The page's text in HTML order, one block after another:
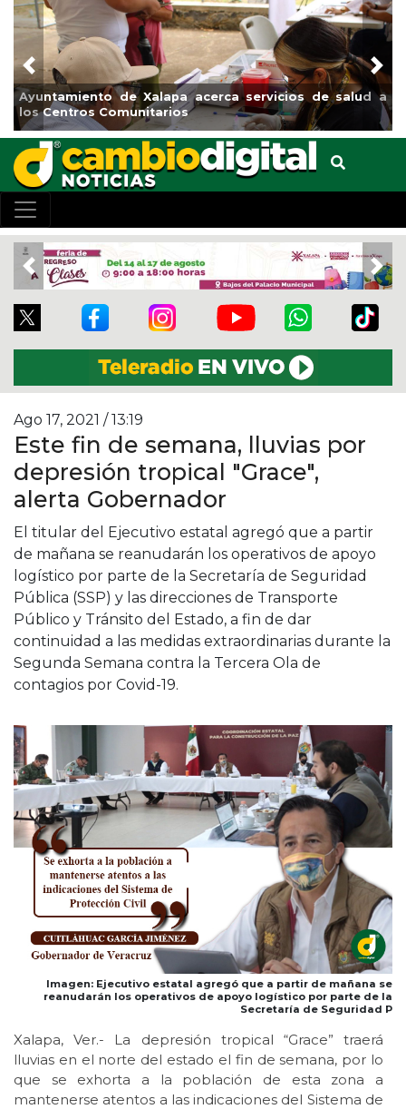
de Xalapa acerca servicios de salud a
Comunitarios
Municipio
el
Previous
Previous
Ago 17, 2021 / 13:19
Este fin de semana, lluvias por
depresión tropical "Grace",
alerta Gobernador
El titular del Ejecutivo estatal agregó que a partir
de mañana se reanudarán los operativos de apoyo
logístico por parte de la Secretaría de Seguridad
Pública (SSP) y las direcciones de Transporte
Público y Tránsito del Estado, a fin de dar
continuidad a las medidas extraordinarias durante la
Segunda Semana contra la Tercera Ola de
contagios por Covid-19.
Imagen: Ejecutivo estatal agregó que a partir de mañana se
reanudarán los operativos de apoyo logístico por parte de la
Secretaría de Seguridad P
Xalapa, Ver.- La depresión tropical “Grace” traerá
lluvias en el norte del estado el fin de semana, por lo
que se exhorta a la población de esta zona a
mantenerse atentos a las indicaciones del Sistema de